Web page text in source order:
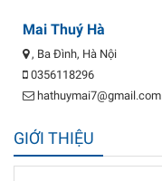
Mai Thuý Hà
, Ba Đình, Hà Nội
0356118296
hathuymai7@gmail.com
GIỚI THIỆU